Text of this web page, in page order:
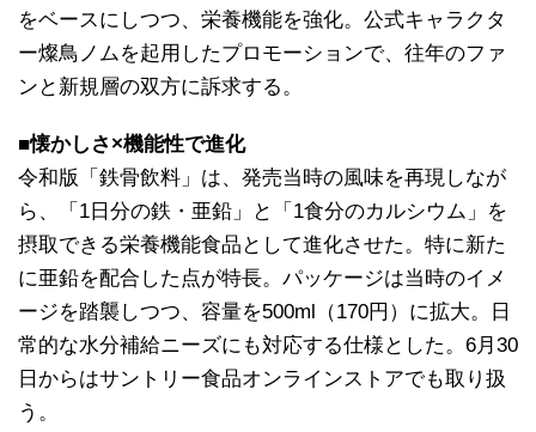
をベースにしつつ、栄養機能を強化。公式キャラクタ
ー燦鳥ノムを起用したプロモーションで、往年のファ
ンと新規層の双方に訴求する。
■懐かしさ×機能性で進化
令和版「鉄骨飲料」は、発売当時の風味を再現しなが
ら、「1日分の鉄・亜鉛」と「1食分のカルシウム」を
摂取できる栄養機能食品として進化させた。特に新た
に亜鉛を配合した点が特長。パッケージは当時のイメ
ージを踏襲しつつ、容量を500ml（170円）に拡大。日
常的な水分補給ニーズにも対応する仕様とした。6月30
日からはサントリー食品オンラインストアでも取り扱
う。